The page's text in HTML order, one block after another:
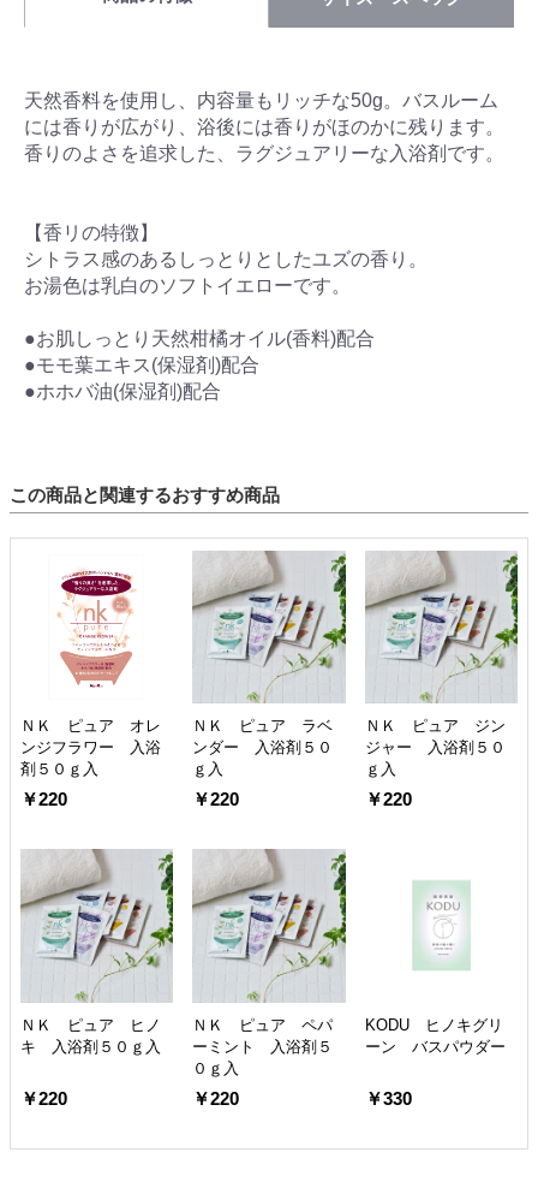
天然香料を使用し、内容量もリッチな50g。バスルーム
には香りが広がり、浴後には香りがほのかに残ります。
香りのよさを追求した、ラグジュアリーな入浴剤です。
【香リの特徴】
シトラス感のあるしっとりとしたユズの香り。
お湯色は乳白のソフトイエローです。
●お肌しっとり天然柑橘オイル(香料)配合
●モモ葉エキス(保湿剤)配合
●ホホバ油(保湿剤)配合
この商品と関連するおすすめ商品
ＮＫ ピュア オレ
ンジフラワー 入浴
剤５０ｇ入
￥220
ＮＫ ピュア ラベ
ンダー 入浴剤５０
ｇ入
￥220
ＮＫ ピュア ジン
ジャー 入浴剤５０
ｇ入
￥220
ＮＫ ピュア ヒノ
キ 入浴剤５０ｇ入
￥220
ＮＫ ピュア ペパ
ーミント 入浴剤５
０ｇ入
￥220
KODU ヒノキグリ
ーン バスパウダー
￥330